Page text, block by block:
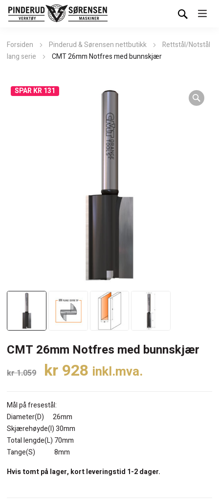
Forsiden Pinderud & Sørensen nettbutikk
Rettstål/Notstål
lang serie
CMT 26mm Notfres med bunnskjær
SPAR KR 131
CMT 26mm Notfres med bunnskjær
kr1.059 Opprinnelig
var:
kr 1.059.
kr928 Nåværende
inkl.mva.
Mål på fresestål:
Diameter(D) 26mm
Skjærehøyde(I) 30mm
Total lengde(L) 70mm
Tange(S) 8mm
Hvis tomt på lager, kort leveringstid 1-2 dager.